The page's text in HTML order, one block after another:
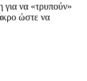
για να «τρυπούν»
ώστε να